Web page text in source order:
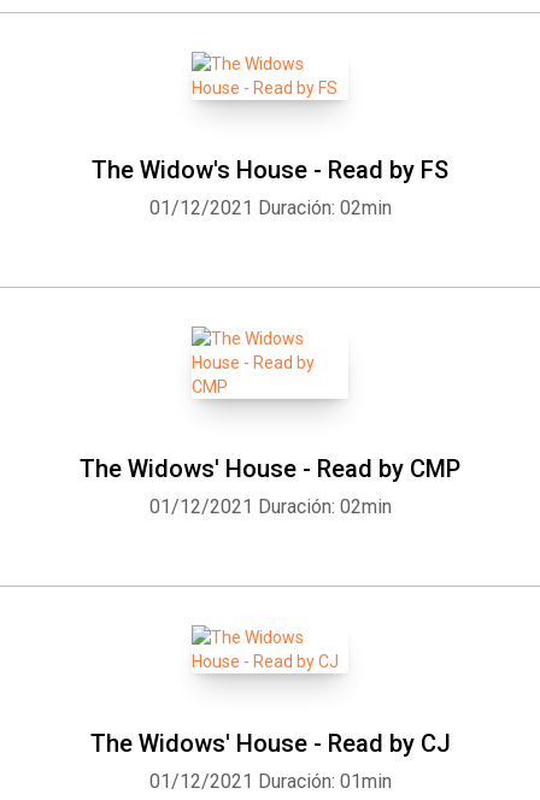
The Widow's House - Read by FS
01/12/2021 Duración: 02min
The Widows' House - Read by CMP
01/12/2021 Duración: 02min
The Widows' House - Read by CJ
01/12/2021 Duración: 01min
Facebook